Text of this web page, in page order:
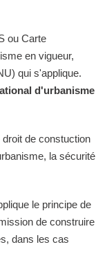
ou Carte
en vigueur,
qui s'applique.
d'urbanisme
de constuction
la sécurité
le principe de
de construire
dans les cas